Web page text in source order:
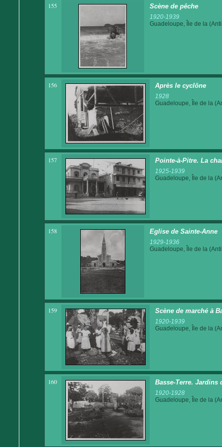
155 Scène de pêche
1920-1939
Guadeloupe, Île de la
156 Après le cyclône
1928
Guadeloupe, Île de la
157 Pointe-à-Pitre. La
1925-1939
Guadeloupe, Île de la
158 Eglise de Sainte-Anne
1929-1936
Guadeloupe, Île de la
159 Scène de marché à
1920-1939
Guadeloupe, Île de la
160 Basse-Terre. Jardins
1920-1928
Guadeloupe, Île de la